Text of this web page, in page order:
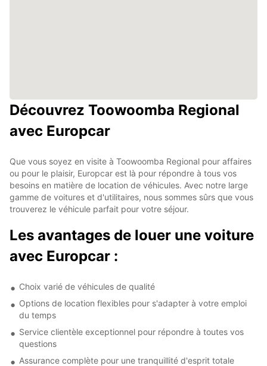
Découvrez Toowoomba Regional
avec Europcar
Que vous soyez en visite à Toowoomba Regional pour affaires
ou pour le plaisir, Europcar est là pour répondre à tous vos
besoins en matière de location de véhicules. Avec notre large
gamme de voitures et d'utilitaires, nous sommes sûrs que vous
trouverez le véhicule parfait pour votre séjour.
Les avantages de louer une voiture
avec Europcar :
Choix varié de véhicules de qualité
Options de location flexibles pour s'adapter à votre emploi
du temps
Service clientèle exceptionnel pour répondre à toutes vos
questions
Assurance complète pour une tranquillité d'esprit totale